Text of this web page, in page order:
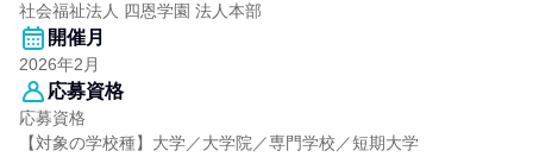
社会福祉法人 四恩学園 法人本部
開催月
2026年2月
応募資格
応募資格
【対象の学校種】大学／大学院／専門学校／短期大学